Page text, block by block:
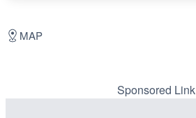
MAP
Sponsored Link